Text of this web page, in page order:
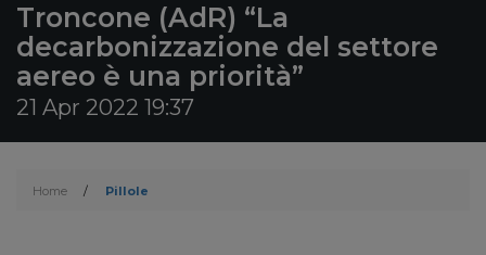
Troncone (AdR) “La
decarbonizzazione del settore
aereo è una priorità”
21 Apr 2022 19:37
Home / Pillole